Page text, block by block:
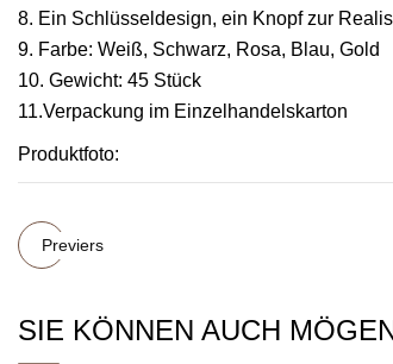
8. Ein Schlüsseldesign, ein Knopf zur
9. Farbe: Weiß, Schwarz, Rosa, Blau, Gold
10. Gewicht: 45 Stück
11.Verpackung im Einzelhandelskarton
Produktfoto:
Previers
SIE KÖNNEN AUCH